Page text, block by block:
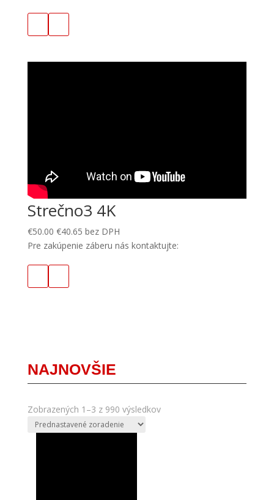
Strečno3 4K
€50.00 €40.65 bez DPH
Pre zakúpenie záberu nás kontaktujte:
NAJNOVŠIE
Zobrazených 1–3 z 990 výsledkov